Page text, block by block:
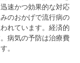
速かつ効果的な対応
のおかげで流行病の
れています。経済的
病気の予防は治療費
。